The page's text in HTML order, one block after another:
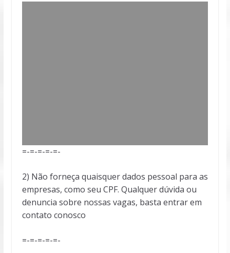
=-=-=-=-=-
2) Não forneça quaisquer dados pessoal para as
empresas, como seu CPF. Qualquer dúvida ou
denuncia sobre nossas vagas, basta entrar em
contato conosco
=-=-=-=-=-